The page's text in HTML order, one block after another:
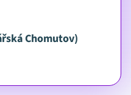
Chomutov)